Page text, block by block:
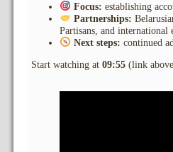
Focus: establishing
Partnerships:
Partisans, and international
Next steps: continued
Start watching at 09:55 (link